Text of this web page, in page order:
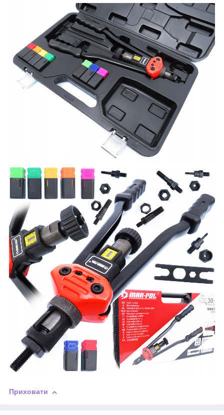
Приховати